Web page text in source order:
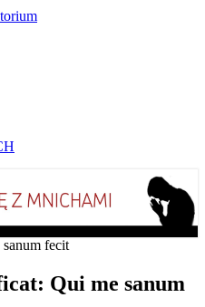
z mnichami
fecit
Qui me sanum